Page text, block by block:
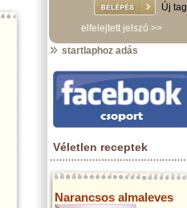
Új tag
elfelejtett jelszó >>
startlaphoz adás
Véletlen receptek
Narancsos almaleves